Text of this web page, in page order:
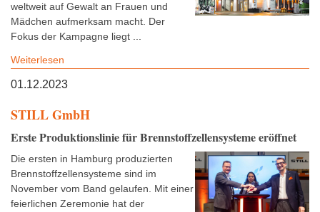
weltweit auf Gewalt an Frauen und
Mädchen aufmerksam macht. Der
Fokus der Kampagne liegt ...
Weiterlesen
01.12.2023
STILL GmbH
Erste Produktionslinie für Brennstoffzellensysteme eröffnet
Die ersten in Hamburg produzierten
Brennstoffzellensysteme sind im
November vom Band gelaufen. Mit einer
feierlichen Zeremonie hat der